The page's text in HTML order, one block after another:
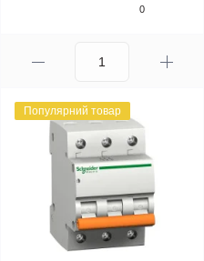
0
Популярний товар